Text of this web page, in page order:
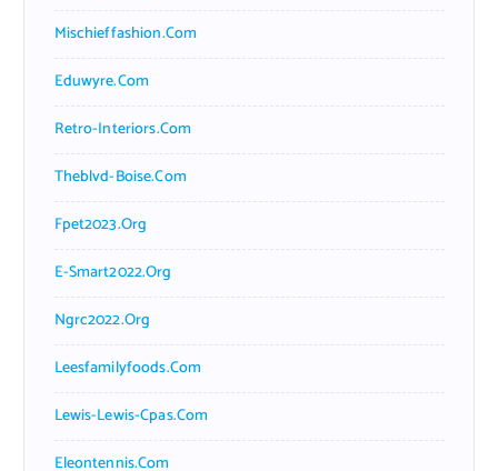
Mischieffashion.com
Eduwyre.com
Retro-Interiors.com
Theblvd-Boise.com
Fpet2023.org
E-Smart2022.org
Ngrc2022.org
Leesfamilyfoods.com
Lewis-Lewis-Cpas.com
Eleontennis.com